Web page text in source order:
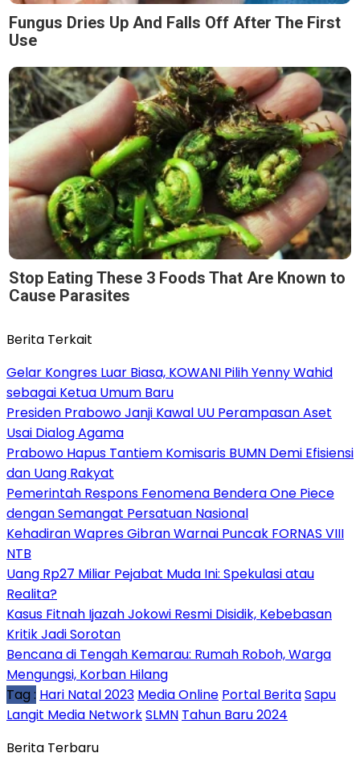
Fungus Dries Up And Falls Off After The First
Use
Stop Eating These 3 Foods That Are Known to
Cause Parasites
Berita Terkait
Gelar Kongres Luar Biasa, KOWANI Pilih Yenny Wahid
sebagai Ketua Umum Baru
Presiden Prabowo Janji Kawal UU Perampasan Aset
Usai Dialog Agama
Prabowo Hapus Tantiem Komisaris BUMN Demi Efisiensi
dan Uang Rakyat
Pemerintah Respons Fenomena Bendera One Piece
dengan Semangat Persatuan Nasional
Kehadiran Wapres Gibran Warnai Puncak FORNAS VIII
NTB
Uang Rp27 Miliar Pejabat Muda Ini: Spekulasi atau
Realita?
Kasus Fitnah Ijazah Jokowi Resmi Disidik, Kebebasan
Kritik Jadi Sorotan
Bencana di Tengah Kemarau: Rumah Roboh, Warga
Mengungsi, Korban Hilang
Tag : Hari Natal 2023 Media Online Portal BeritaSapu
Langit Media NetworkSLMN Tahun Baru 2024
Berita Terbaru